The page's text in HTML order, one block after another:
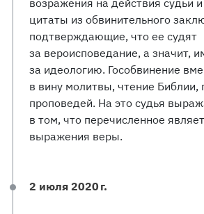
возражения на действия судьи
цитаты из обвинительного
подтверждающие, что ее судят
за вероисповедание, а значит,
за идеологию. Гособвинение
в вину молитвы, чтение Библии,
проповедей. На это судья
в том, что перечисленное
выражения веры.
2 июля 2020 г.